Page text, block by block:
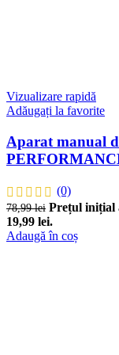
Vizualizare rapidă
Adăugați la favorite
Aparat manual
(0)
78,99lei Prețul inițial
19,99 lei.
Adaugă în coș